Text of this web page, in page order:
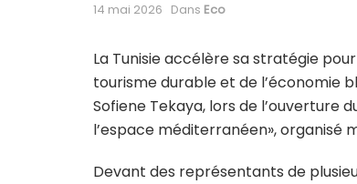
14 mai 2026 Dans Eco
La Tunisie accélère sa stratégie
tourisme durable et de l’économie
Sofiene Tekaya, lors de l’ouverture
l’espace méditerranéen», organisé
Devant des représentants de